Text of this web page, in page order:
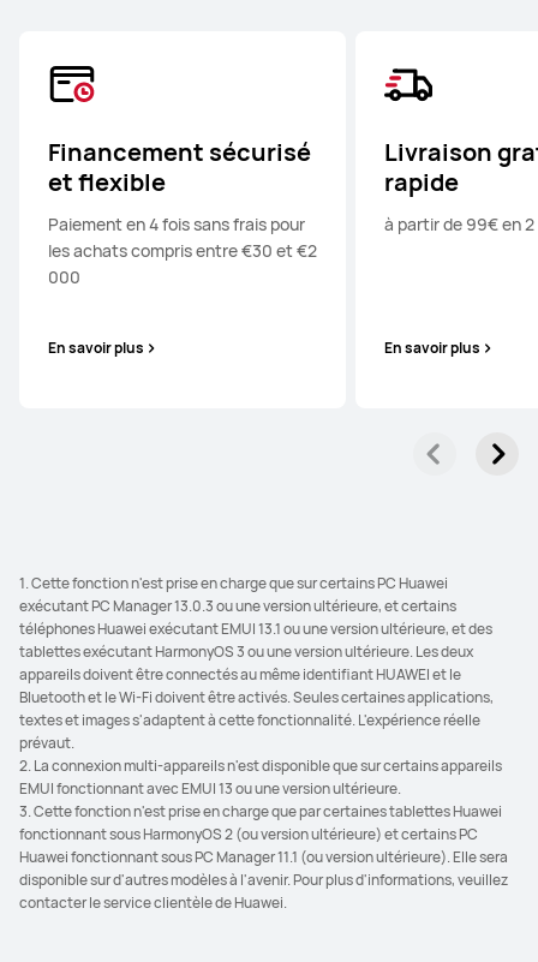
Financement sécurisé
et flexible
Paiement en 4 fois sans frais pour
les achats compris entre €30 et €2
000
En savoir plus
Livraison
rapide
à partir de 99€ en 2
En savoir plus
1. Cette fonction n'est prise en charge que sur certains PC Huawei
exécutant PC Manager 13.0.3 ou une version ultérieure, et certains
téléphones Huawei exécutant EMUI 13.1 ou une version ultérieure, et des
tablettes exécutant HarmonyOS 3 ou une version ultérieure. Les deux
appareils doivent être connectés au même identifiant HUAWEI et le
Bluetooth et le Wi-Fi doivent être activés. Seules certaines applications,
textes et images s'adaptent à cette fonctionnalité. L'expérience réelle
prévaut.
2. La connexion multi-appareils n'est disponible que sur certains appareils
EMUI fonctionnant avec EMUI 13 ou une version ultérieure.
3. Cette fonction n'est prise en charge que par certaines tablettes Huawei
fonctionnant sous HarmonyOS 2 (ou version ultérieure) et certains PC
Huawei fonctionnant sous PC Manager 11.1 (ou version ultérieure). Elle sera
disponible sur d'autres modèles à l'avenir. Pour plus d'informations, veuillez
contacter le service clientèle de Huawei.